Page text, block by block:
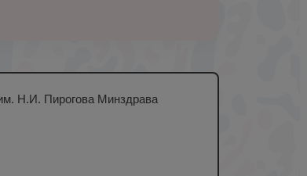
Н.И. Пирогова Минздрава